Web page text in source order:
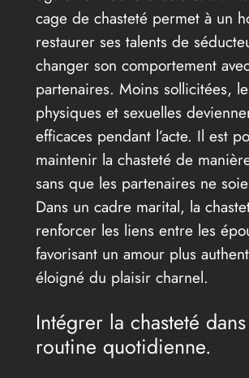
cage de chasteté permet à un
restaurer ses talents de
changer son comportement
partenaires. Moins sollicitées,
physiques et sexuelles
efficaces pendant l’acte. Il est
maintenir la chasteté de
sans que les partenaires ne
Dans un cadre marital, la
renforcer les liens entre les
favorisant un amour plus
éloigné du plaisir charnel.
Intégrer la chasteté
routine quotidienne.